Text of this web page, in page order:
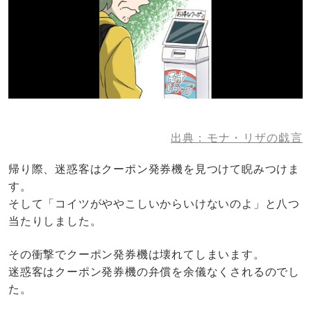
出典：モナ・リザの戯言
帰り際、迷惑客はクーポン発券機を見つけて睨みつけま
す。
そして「コイツがややこしいからいけないのよ」と八つ
当たりしました。
その衝撃でクーポン発券機は壊れてしまいます。
迷惑客はクーポン発券機の弁償を余儀なくされるのでし
た。